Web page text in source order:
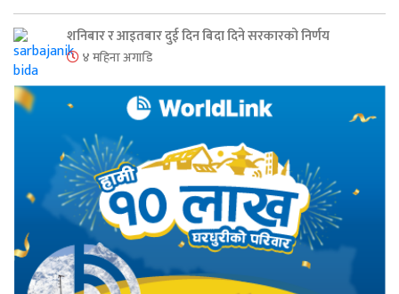
शनिबार र आइतबार दुई दिन बिदा दिने सरकारको निर्णय
४ महिना अगाडि